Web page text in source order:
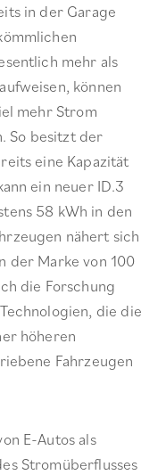
in der Garage
mehr als
können
mehr Strom
So besitzt der
eine Kapazität
ein neuer ID.3
58 kWh in den
nähert sich
der Marke von 100
die Forschung
die die
höheren
Fahrzeugen
E-Autos als
Stromüberflusses